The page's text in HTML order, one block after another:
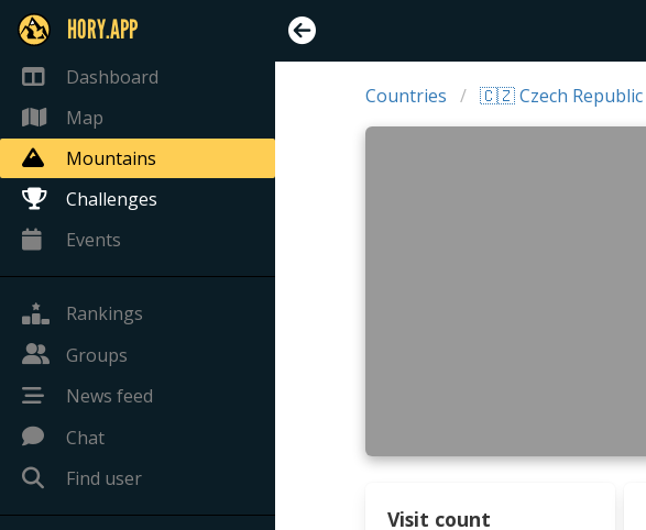
HORY.APP
Dashboard
Map
Mountains
Challenges
Events
Rankings
Groups
News feed
Chat
Find user
Countries 🇨🇿 Czech Republic
Visit count